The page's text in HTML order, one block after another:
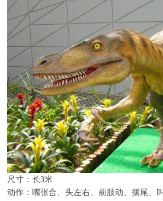
尺寸：长3米
动作：嘴张合、头左右、前肢动、摆尾、